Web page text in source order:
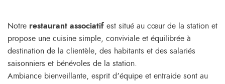
Notre restaurant associatif est situé au cœur de la station et
propose une cuisine simple, conviviale et équilibrée à
destination de la clientèle, des habitants et des salariés
saisonniers et bénévoles de la station.
Ambiance bienveillante, esprit d’équipe et entraide sont au